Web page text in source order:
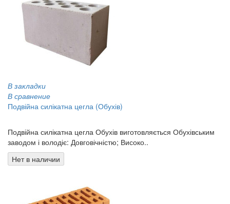
В закладки
В сравнение
Подвійна силікатна цегла (Обухів)
Подвійна силікатна цегла Обухів виготовляється Обухівським
заводом і володіє: Довговічністю; Високо..
Нет в наличии